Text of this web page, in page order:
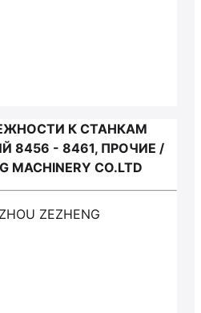
К СТАНКАМ
8456 - 8461, ПРОЧИЕ /
MACHINERY CO.LTD
ZEZHENG